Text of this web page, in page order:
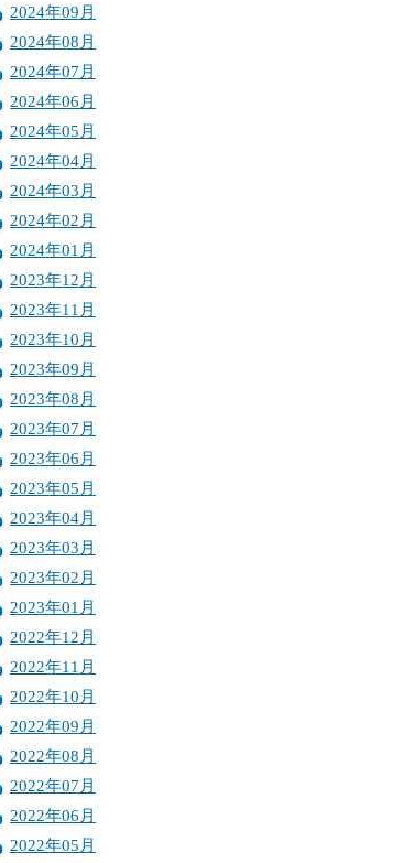
2024年09月
2024年08月
2024年07月
2024年06月
2024年05月
2024年04月
2024年03月
2024年02月
2024年01月
2023年12月
2023年11月
2023年10月
2023年09月
2023年08月
2023年07月
2023年06月
2023年05月
2023年04月
2023年03月
2023年02月
2023年01月
2022年12月
2022年11月
2022年10月
2022年09月
2022年08月
2022年07月
2022年06月
2022年05月